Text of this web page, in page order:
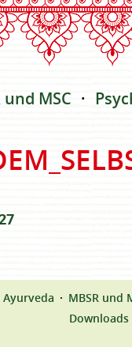
und MSC
Ayurveda MBSR und
Downloads